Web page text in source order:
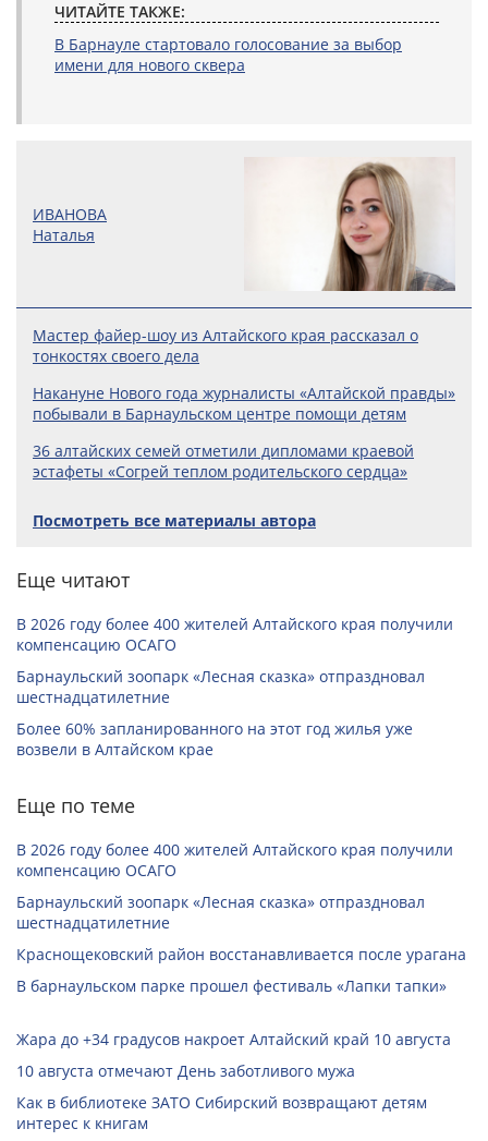
ЧИТАЙТЕ ТАКЖЕ:
В Барнауле стартовало голосование за выбор
имени для нового сквера
ИВАНОВА
Наталья
Мастер файер-шоу из Алтайского края рассказал о
тонкостях своего дела
Накануне Нового года журналисты «Алтайской правды»
побывали в Барнаульском центре помощи детям
36 алтайских семей отметили дипломами краевой
эстафеты «Согрей теплом родительского сердца»
Посмотреть все материалы автора
Еще читают
В 2026 году более 400 жителей Алтайского края получили
компенсацию ОСАГО
Барнаульский зоопарк «Лесная сказка» отпраздновал
шестнадцатилетние
Более 60% запланированного на этот год жилья уже
возвели в Алтайском крае
Еще по теме
В 2026 году более 400 жителей Алтайского края получили
компенсацию ОСАГО
Барнаульский зоопарк «Лесная сказка» отпраздновал
шестнадцатилетние
Краснощековский район восстанавливается после урагана
В барнаульском парке прошел фестиваль «Лапки тапки»
Жара до +34 градусов накроет Алтайский край 10 августа
10 августа отмечают День заботливого мужа
Как в библиотеке ЗАТО Сибирский возвращают детям
интерес к книгам